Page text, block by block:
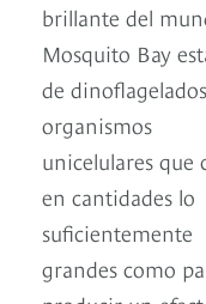
brillante del
Mosquito Bay
de
organismos
unicelulares que
en cantidades lo
suficientemente
grandes como